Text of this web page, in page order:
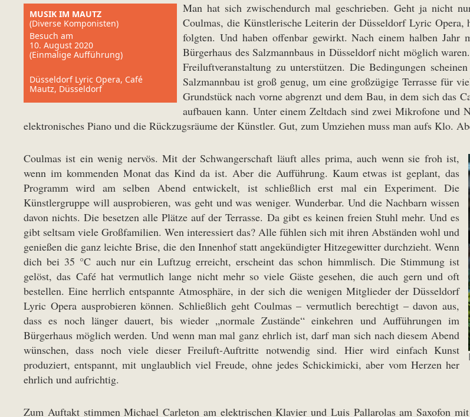
MUSIK IM MAUTZ
(Diverse Komponisten)
Besuch am
10. August 2020
(Einmalige Aufführung)
Düsseldorf Lyric Opera, Café
Mautz, Düsseldorf
Man hat sich zwischendurch mal geschrieben. Geht ja nicht
Coulmas, die Künstlerische Leiterin der Düsseldorf Lyric
folgten. Und haben offenbar gewirkt. Nach einem halben
Bürgerhaus des Salzmannbaus in Düsseldorf nicht möglich
Freiluftveranstaltung zu unterstützen. Die Bedingungen
Salzmannbau ist groß genug, um eine großzügige Terrasse für
Grundstück nach vorne abgrenzt und dem Bau, in dem sich das
aufbauen kann. Unter einem Zeltdach sind zwei Mikrofone und
elektronisches Piano und die Rückzugsräume der Künstler. Gut, zum Umziehen muss man aufs Klo.
Coulmas ist ein wenig nervös. Mit der Schwangerschaft läuft alles prima, auch wenn sie froh ist,
wenn im kommenden Monat das Kind da ist. Aber die Aufführung. Kaum etwas ist geplant, das
Programm wird am selben Abend entwickelt, ist schließlich erst mal ein Experiment. Die
Künstlergruppe will ausprobieren, was geht und was weniger. Wunderbar. Und die Nachbarn wissen
davon nichts. Die besetzen alle Plätze auf der Terrasse. Da gibt es keinen freien Stuhl mehr. Und es
gibt seltsam viele Großfamilien. Wen interessiert das? Alle fühlen sich mit ihren Abständen wohl und
genießen die ganz leichte Brise, die den Innenhof statt angekündigter Hitzegewitter durchzieht. Wenn
dich bei 35 °C auch nur ein Luftzug erreicht, erscheint das schon himmlisch. Die Stimmung ist
gelöst, das Café hat vermutlich lange nicht mehr so viele Gäste gesehen, die auch gern und oft
bestellen. Eine herrlich entspannte Atmosphäre, in der sich die wenigen Mitglieder der Düsseldorf
Lyric Opera ausprobieren können. Schließlich geht Coulmas – vermutlich berechtigt – davon aus,
dass es noch länger dauert, bis wieder „normale Zustände“ einkehren und Aufführungen im
Bürgerhaus möglich werden. Und wenn man mal ganz ehrlich ist, darf man sich nach diesem Abend
wünschen, dass noch viele dieser Freiluft-Auftritte notwendig sind. Hier wird einfach Kunst
produziert, entspannt, mit unglaublich viel Freude, ohne jedes Schickimicki, aber vom Herzen her
ehrlich und aufrichtig.
Zum Auftakt stimmen Michael Carleton am elektrischen Klavier und Luis Pallarolas am Saxofon